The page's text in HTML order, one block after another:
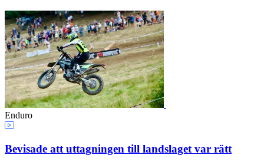
Enduro
Bevisade att uttagningen till landslaget var rätt